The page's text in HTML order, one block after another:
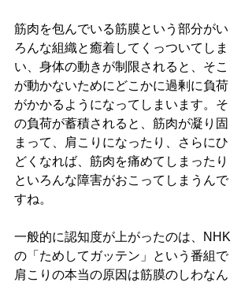
筋肉を包んでいる筋膜という部分がい
ろんな組織と癒着してくっついてしま
い、身体の動きが制限されると、そこ
が動かないためにどこかに過剰に負荷
がかかるようになってしまいます。そ
の負荷が蓄積されると、筋肉が凝り固
まって、肩こりになったり、さらにひ
どくなれば、筋肉を痛めてしまったり
といろんな障害がおこってしまうんで
すね。
一般的に認知度が上がったのは、NHK
の「ためしてガッテン」という番組で
肩こりの本当の原因は筋膜のしわなん